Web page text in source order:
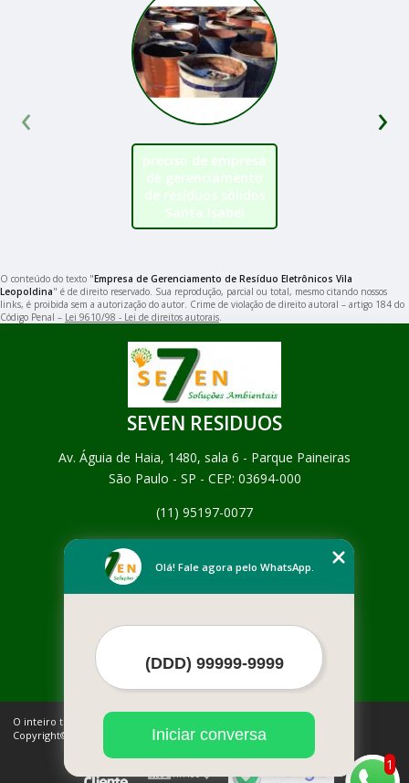
preciso de empresa
de gerenciamento
de resíduos sólidos
Santa Isabel
‹ ›
O conteúdo do texto "Empresa de Gerenciamento de Resíduo Eletrônicos Vila
Leopoldina" é de direito reservado. Sua reprodução, parcial ou total, mesmo citando nossos
links, é proibida sem a autorização do autor. Crime de violação de direito autoral – artigo 184 do
Código Penal – Lei 9610/98 - Lei de direitos autorais.
SEVEN RESIDUOS
Av. Águia de Haia, 1480, sala 6 - Parque Paineiras
São Paulo - SP - CEP: 03694-000
(11) 95197-0077
Empresa
Contato
Mais Serviços
O inteiro teor deste site está sujeito à proteção de direitos autorais.
Copyright© SEVEN RESIDUOS (Lei 9610 de 19/02/1998)
1
Olá! Fale agora pelo WhatsApp.
Iniciar conversa